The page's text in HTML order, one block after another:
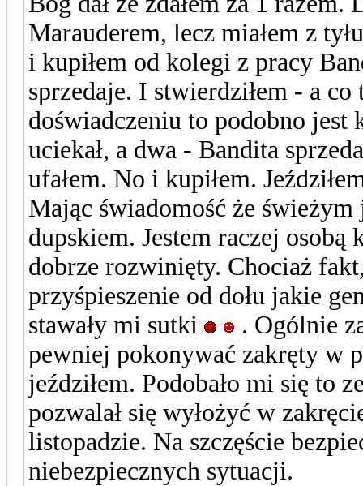
Marauderem, lecz miałem z
i kupiłem od kolegi z pracy
sprzedaje. I stwierdziłem - a
doświadczeniu to podobno jest
uciekał, a dwa - Bandita
ufałem. No i kupiłem.
Mając świadomość że
dupskiem. Jestem raczej
dobrze rozwinięty. Chociaż
przyśpieszenie od dołu jakie
stawały mi sutki
. Ogólnie
pewniej pokonywać zakręty w
jeździłem. Podobało mi się to
pozwalał się wyłożyć w
listopadzie. Na szczęście
niebezpiecznych sytuacji.